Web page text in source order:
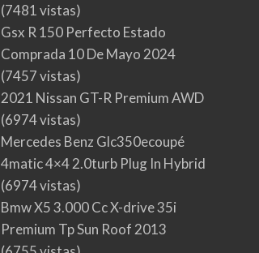
(7481 vistas)
Gsx R 150 Perfecto Estado
Comprada 10 De Mayo 2024
(7457 vistas)
2021 Nissan GT-R Premium AWD
(6974 vistas)
Mercedes Benz Glc350ecoupé
4matic 4×4 2.0turb Plug In Hybrid
(6974 vistas)
Bmw X5 3.000 Cc X-drive 35i
Premium Tp Sun Roof 2013